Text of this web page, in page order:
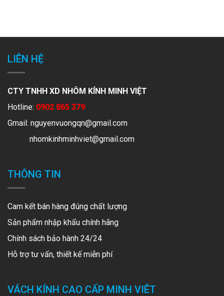
LIÊN HỆ
CTY TNHH XD NHÔM KÍNH MINH VIỆT
Hotline: 0902 865 379
Gmail: nguyenvuongqn@gmail.com
nhomkinhminhviet@gmail.com
THÔNG TIN
Cam kết bán hàng đúng chất lượng
Sản phẩm nhập khẩu chính hãng
Chính sách bảo hành 24/24
Hỗ trợ tư vấn, thiết kế miễn phí
VÁCH KÍNH CAO CẤP MINH VIÊT